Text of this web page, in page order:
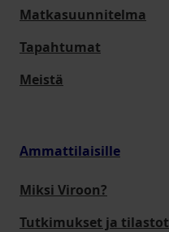
Matkasuunnitelma
Tapahtumat
Meistä
Ammattilaisille
Miksi Viroon?
Tutkimukset ja tilastot